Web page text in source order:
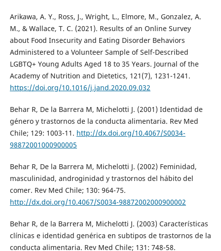
Arikawa, A. Y., Ross, J., Wright, L., Elmore, M., Gonzalez, A.
M., & Wallace, T. C. (2021). Results of an Online Survey
about Food Insecurity and Eating Disorder Behaviors
Administered to a Volunteer Sample of Self-Described
LGBTQ+ Young Adults Aged 18 to 35 Years. Journal of the
Academy of Nutrition and Dietetics, 121(7), 1231-1241.
https://doi.org/10.1016/j.jand.2020.09.032
Behar R, De la Barrera M, Michelotti J. (2001) Identidad de
género y trastornos de la conducta alimentaria. Rev Med
Chile; 129: 1003-11. http://dx.doi.org/10.4067/S0034-
98872001000900005
Behar R, De la Barrera M, Michelotti J. (2002) Feminidad,
masculinidad, androginidad y trastornos del hábito del
comer. Rev Med Chile; 130: 964-75.
http://dx.doi.org/10.4067/S0034-98872002000900002
Behar R, de la Barrera M, Michelotti J. (2003) Características
clínicas e identidad genérica en subtipos de trastornos de la
conducta alimentaria. Rev Med Chile; 131: 748-58.